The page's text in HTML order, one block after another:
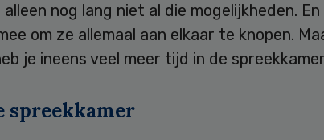
alleen nog lang niet al die mogelijkheden.
om ze allemaal aan elkaar te knopen.
je ineens veel meer tijd in de
spreekkamer